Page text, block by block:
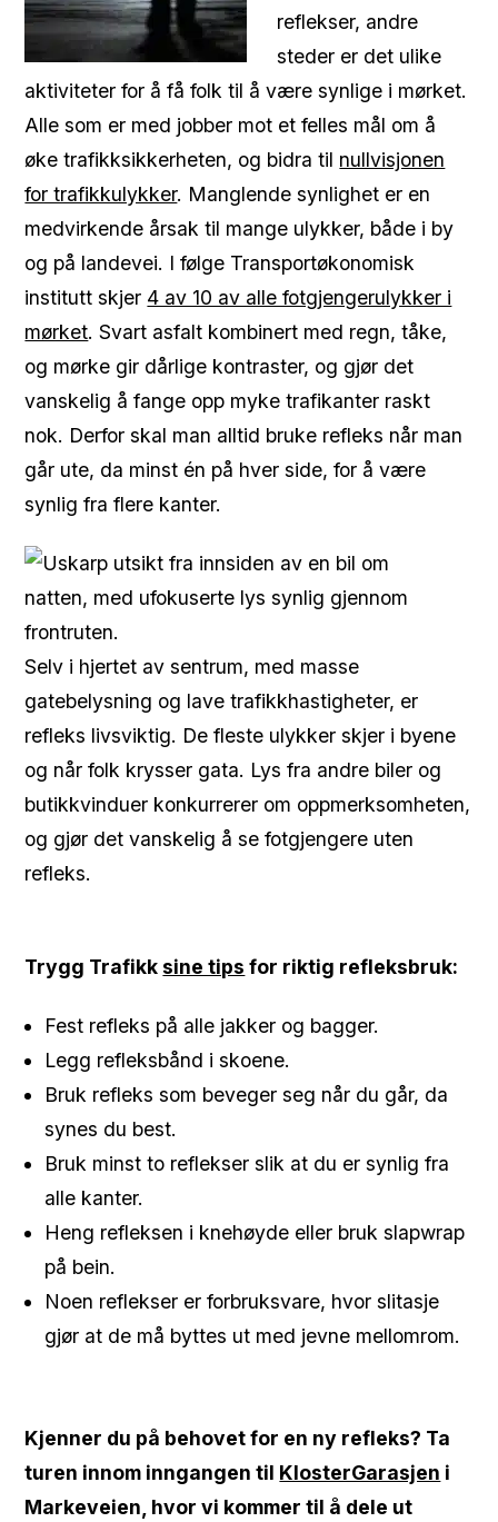
reflekser, andre
steder er det ulike
aktiviteter for å få folk til å være synlige i mørket.
Alle som er med jobber mot et felles mål om å
øke trafikksikkerheten, og bidra til nullvisjonen
for trafikkulykker. Manglende synlighet er en
medvirkende årsak til mange ulykker, både i by
og på landevei. I følge Transportøkonomisk
institutt skjer 4 av 10 av alle fotgjengerulykker i
mørket. Svart asfalt kombinert med regn, tåke,
og mørke gir dårlige kontraster, og gjør det
vanskelig å fange opp myke trafikanter raskt
nok. Derfor skal man alltid bruke refleks når man
går ute, da minst én på hver side, for å være
synlig fra flere kanter.
Selv i hjertet av sentrum, med masse
gatebelysning og lave trafikkhastigheter, er
refleks livsviktig. De fleste ulykker skjer i byene
og når folk krysser gata. Lys fra andre biler og
butikkvinduer konkurrerer om oppmerksomheten,
og gjør det vanskelig å se fotgjengere uten
refleks.
Trygg Trafikksine tips for riktig refleksbruk:
Fest refleks på alle jakker og bagger.
Legg refleksbånd i skoene.
Bruk refleks som beveger seg når du går, da
synes du best.
Bruk minst to reflekser slik at du er synlig fra
alle kanter.
Heng refleksen i knehøyde eller bruk slapwrap
på bein.
Noen reflekser er forbruksvare, hvor slitasje
gjør at de må byttes ut med jevne mellomrom.
Kjenner du på behovet for en ny refleks? Ta
turen innom inngangen til KlosterGarasjen i
Markeveien, hvor vi kommer til å dele ut